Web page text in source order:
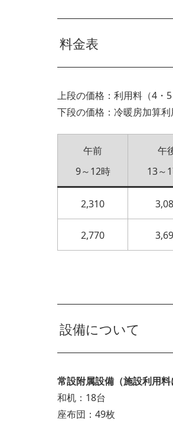
料金表
上段の価格：利用料（4・5
下段の価格：冷暖房加算利
午前
9～12時
午
13～
2,310
2,770
設備について
常設附属設備（施設利用料
和机：18台
座布団：49枚